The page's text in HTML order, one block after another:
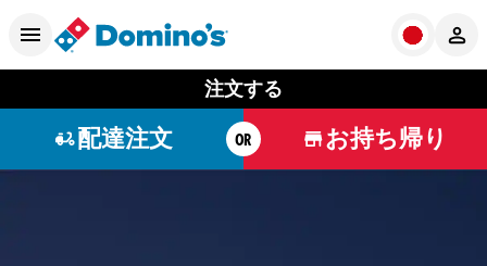
注文する
配達注文 OR お持ち帰り